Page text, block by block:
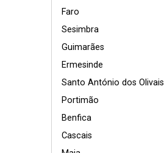
Faro
Sesimbra
Guimarães
Ermesinde
Santo António dos Olivais
Portimão
Benfica
Cascais